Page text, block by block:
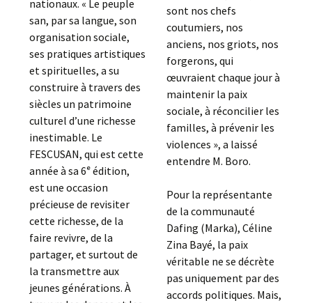
nationaux. « Le peuple
san, par sa langue, son
organisation sociale,
ses pratiques artistiques
et spirituelles, a su
construire à travers des
siècles un patrimoine
culturel d’une richesse
inestimable. Le
FESCUSAN, qui est cette
année à sa 6ᵉ édition,
est une occasion
précieuse de revisiter
cette richesse, de la
faire revivre, de la
partager, et surtout de
la transmettre aux
jeunes générations. À
sont nos chefs
coutumiers, nos
anciens, nos griots, nos
forgerons, qui
œuvraient chaque jour à
maintenir la paix
sociale, à réconcilier les
familles, à prévenir les
violences », a laissé
entendre M. Boro.
Pour la représentante
de la communauté
Dafing (Marka), Céline
Zina Bayé, la paix
véritable ne se décrète
pas uniquement par des
accords politiques. Mais,